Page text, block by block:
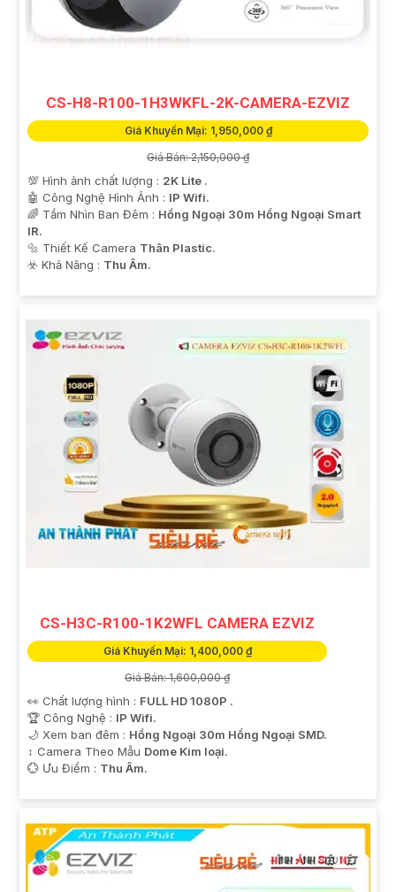
CS-H8-R100-1H3WKFL-2K-CAMERA-EZVIZ
Giá Khuyến Mại: 1,950,000 ₫
Giá Bán: 2,150,000 ₫
💯 Hình ảnh chất lượng : 2K Lite .
🤖️ Công Nghệ Hình Ảnh : IP Wifi.
🌈 Tầm Nhìn Ban Đêm : Hồng Ngoại 30m Hồng Ngoại Smart
IR.
🔩 Thiết Kế Camera Thân Plastic.
️☣️ Khả Năng : Thu Âm.
CS-H3C-R100-1K2WFL CAMERA EZVIZ
Giá Khuyến Mại: 1,400,000 ₫
Giá Bán: 1,600,000 ₫
👀 Chất lượng hình : FULL HD 1080P .
🏆 Công Nghệ : IP Wifi.
🌙 Xem ban đêm : Hồng Ngoại 30m Hồng Ngoại SMD.
↕️ Camera Theo Mẫu Dome Kim loại.
️💮 Ưu Điểm : Thu Âm.